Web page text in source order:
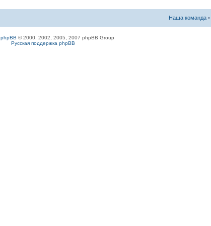
Наша команда •
phpBB © 2000, 2002, 2005, 2007 phpBB Group
Русская поддержка phpBB